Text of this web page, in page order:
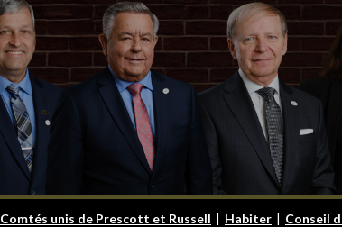
Comtés unis de Prescott et Russell | Habiter | Conseil